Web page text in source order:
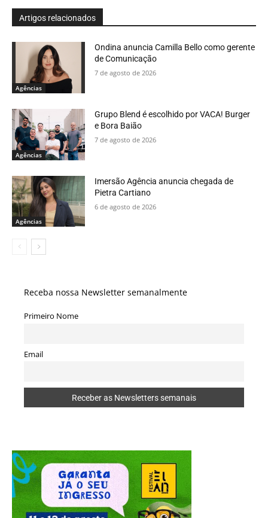
Artigos relacionados
Agências
Ondina anuncia Camilla Bello como gerente
de Comunicação
7 de agosto de 2026
Agências
Grupo Blend é escolhido por VACA! Burger
e Bora Baião
7 de agosto de 2026
Agências
Imersão Agência anuncia chegada de
Pietra Cartiano
6 de agosto de 2026
Receba nossa Newsletter semanalmente
Primeiro Nome
Email